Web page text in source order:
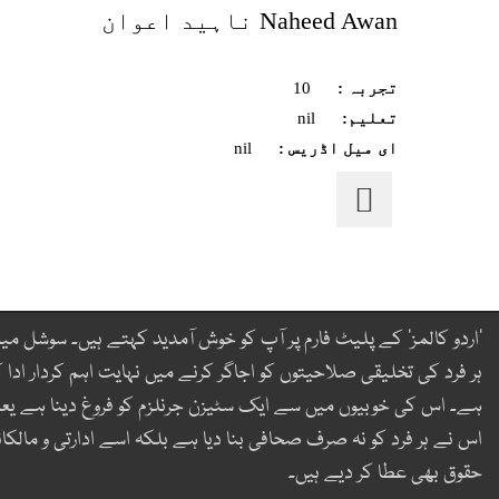
Naheed Awan ناہید اعوان
تجربہ :
تعلیم:
ای میل اڈریس :
’اردو کالمز‘ کے پلیٹ فارم پر آپ کو خوش آمدید کہتے ہیں۔ سوشل
ہر فرد کی تخلیقی صلاحیتوں کو اجاگر کرنے میں نہایت اہم کردار ادا
ہے۔ اس کی خوبیوں میں سے ایک سٹیزن جرنلزم کو فروغ دینا ہے
اس نے ہر فرد کو نہ صرف صحافی بنا دیا ہے بلکہ اسے ادارتی و
حقوق بھی عطا کر دیے ہیں۔